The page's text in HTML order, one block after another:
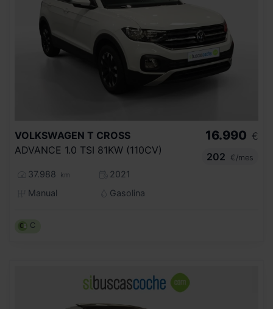
VOLKSWAGEN T CROSS
ADVANCE 1.0 TSI 81KW (110CV)
37.988 km
2021
Manual
Gasolina
16.990 €
202
€/mes
C